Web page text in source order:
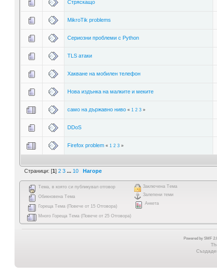
Стряскащо
MikroTik problems
Сериозни проблеми с Python
TLS атаки
Хакване на мобилен телефон
Нова издънка на малките и меките
само на държавно ниво « 1 2 3»
DDoS
Firefox problem « 1 2 3»
Страници: [1] 2 3 ... 10 Нагоре
Тема, в която си публикувал отговор
Обикновена Тема
Гореща Тема (Повече от 15 Отговора)
Много Гореща Тема (Повече от 25 Отговора)
Заключена Тема
Залепени теми
Анкета
Powered by SMF